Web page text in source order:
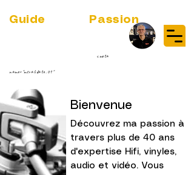
Guide Passion
<meta
name="msvalidate.01"
Bienvenue
Découvrez ma passion à
travers plus de 40 ans
d'expertise Hifi, vinyles,
audio et vidéo. Vous